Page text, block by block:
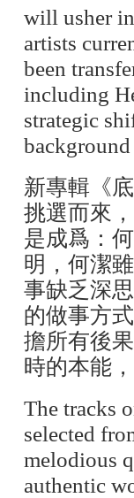
will usher
artists
been
including
strategic
新專輯《
挑選而來
是成爲：
明，何潔
事缺乏深
的做事方
擔所有後
時的本能
The tracks
selected
melodious
authentic